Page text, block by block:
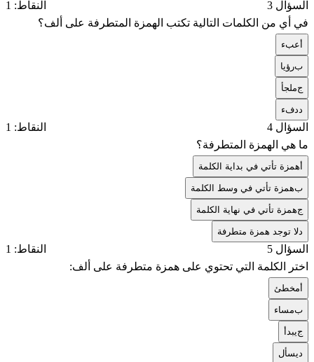
السؤال 3
النقاط: 1
في أي من الكلمات التالية تكتب الهمزة المتطرفة على ألف؟
عبء
برؤيا
جملجأ
دفء
السؤال 4
النقاط: 1
ما هي الهمزة المتطرفة؟
همزة تأتي في بداية الكلمة
بهمزة تأتي في وسط الكلمة
جهمزة تأتي في نهاية الكلمة
لا توجد همزة متطرفة
السؤال 5
النقاط: 1
اختر الكلمة التي تحتوي على همزة متطرفة على ألف:
مخطئ
بمساء
جيبدأ
يسأل